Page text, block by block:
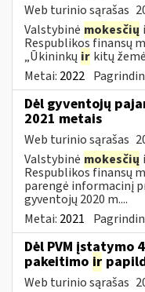
Web turinio sąrašas
Valstybinė mokesčių
Respublikos finansų
„Ūkininkų ir kitų
Metai: 2022
Dėl gyventojų
2021 metais
Web turinio sąrašas
Valstybinė mokesčių
Respublikos finansų
parengė informacinį
gyventojų 2020 m....
Metai: 2021
Dėl PVM įstatymo
pakeitimo ir
Web turinio sąrašas